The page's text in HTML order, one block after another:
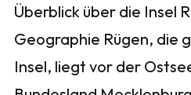
Überblick über die Insel
Geographie Rügen, die
Insel, liegt vor der